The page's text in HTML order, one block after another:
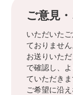
ご意見
いただいた
ておりません
お送りいた
で確認し、
ていただき
ご希望に沿